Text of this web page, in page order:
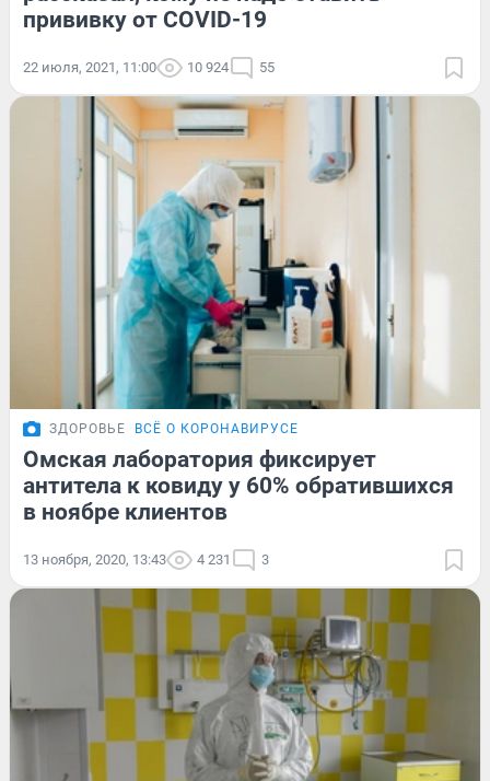
прививку от COVID-19
22 июля, 2021, 11:00 10 924 55
ЗДОРОВЬЕ ВСЁ О КОРОНАВИРУСЕ
Омская лаборатория фиксирует
антитела к ковиду у 60% обратившихся
в ноябре клиентов
13 ноября, 2020, 13:43 4 231 3